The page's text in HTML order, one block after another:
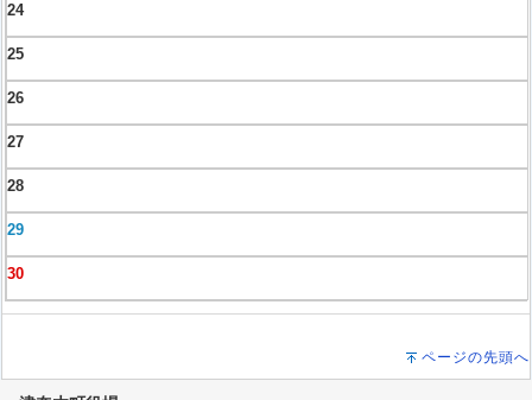
24
25
26
27
28
29
30
ページの先頭へ